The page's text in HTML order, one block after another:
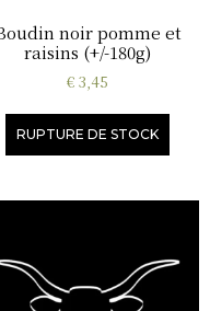
noir pomme et
raisins (+/-180g)
€ 3,45
RUPTURE DE STOCK